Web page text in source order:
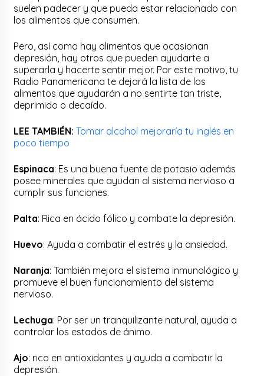
suelen padecer y que pueda estar relacionado con
los alimentos que consumen.
Pero, así como hay alimentos que ocasionan
depresión, hay otros que pueden ayudarte a
superarla y hacerte sentir mejor. Por este motivo, tu
Radio Panamericana te dejará la lista de los
alimentos que ayudarán a no sentirte tan triste,
deprimido o decaído.
LEE TAMBIÉN: Tomar alcohol mejoraría tu inglés en
poco tiempo
Espinaca: Es una buena fuente de potasio además
posee minerales que ayudan al sistema nervioso a
cumplir sus funciones.
Palta: Rica en ácido fólico y combate la depresión.
Huevo: Ayuda a combatir el estrés y la ansiedad.
Naranja: También mejora el sistema inmunológico y
promueve el buen funcionamiento del sistema
nervioso.
Lechuga: Por ser un tranquilizante natural, ayuda a
controlar los estados de ánimo.
Ajo: rico en antioxidantes y ayuda a combatir la
depresión.